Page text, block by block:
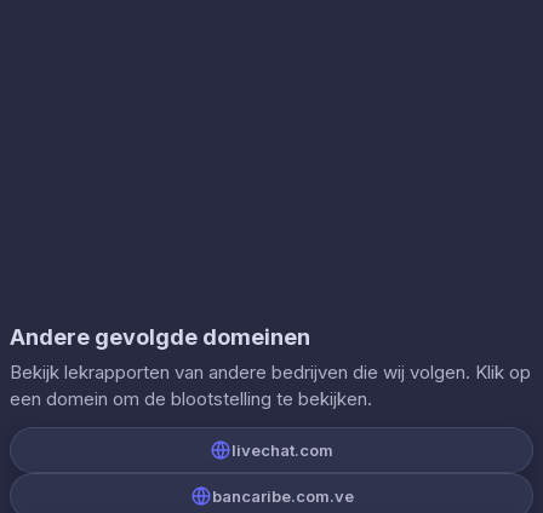
Andere gevolgde domeinen
Bekijk lekrapporten van andere bedrijven die wij volgen. Klik op
een domein om de blootstelling te bekijken.
livechat.com
bancaribe.com.ve